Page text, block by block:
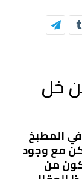
خل
المطبخ
مع وجود
من